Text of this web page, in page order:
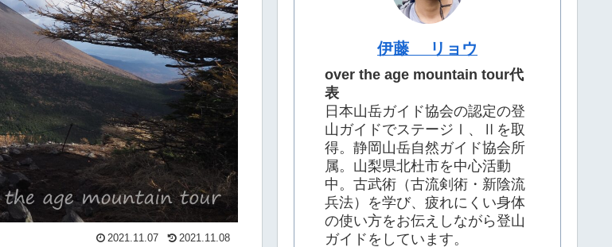
2021.11.07 2021.11.08
伊藤 リョウ
over the age mountain tour代
表
日本山岳ガイド協会の認定の登
山ガイドでステージⅠ、Ⅱを取
得。静岡山岳自然ガイド協会所
属。山梨県北杜市を中心活動
中。古武術（古流剣術・新陰流
兵法）を学び、疲れにくい身体
の使い方をお伝えしながら登山
ガイドをしています。